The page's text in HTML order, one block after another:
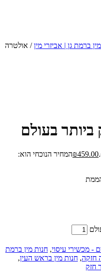
ברמת גן | אביזרי מין/ אולטרה
ביותר בעולם
₪459.00
המחיר הנוכחי הוא:
- מכשירי עיסוי, חנות מין ברמת
חזקה, חנות מין בראש העין,
חזק